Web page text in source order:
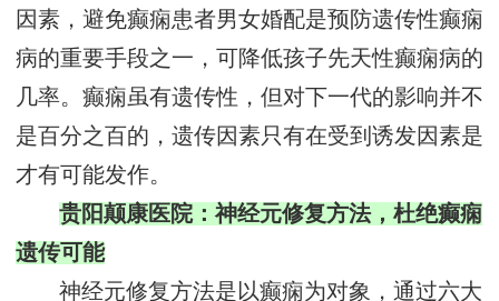
因素，避免癫痫患者男女婚配是预防遗传性癫痫
病的重要手段之一，可降低孩子先天性癫痫病的
几率。癫痫虽有遗传性，但对下一代的影响并不
是百分之百的，遗传因素只有在受到诱发因素是
才有可能发作。
贵阳颠康医院：神经元修复方法，杜绝癫痫
遗传可能
神经元修复方法是以癫痫为对象，通过六大